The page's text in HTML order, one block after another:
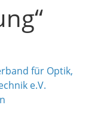
für Optik,
e.V.